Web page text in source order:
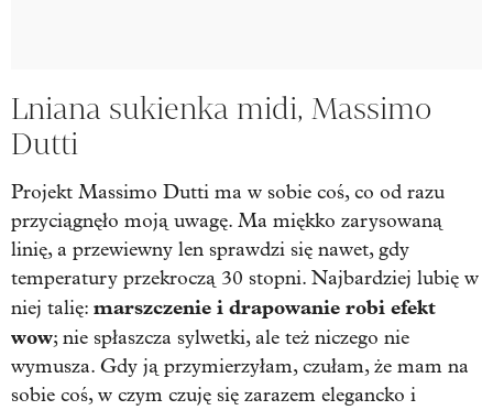
Lniana sukienka midi, Massimo
Dutti
Projekt Massimo Dutti ma w sobie coś, co od razu
przyciągnęło moją uwagę. Ma miękko zarysowaną
linię, a przewiewny len sprawdzi się nawet, gdy
temperatury przekroczą 30 stopni. Najbardziej lubię w
niej talię: marszczenie i drapowanie robi efekt
wow; nie spłaszcza sylwetki, ale też niczego nie
wymusza. Gdy ją przymierzyłam, czułam, że mam na
sobie coś, w czym czuję się zarazem elegancko i